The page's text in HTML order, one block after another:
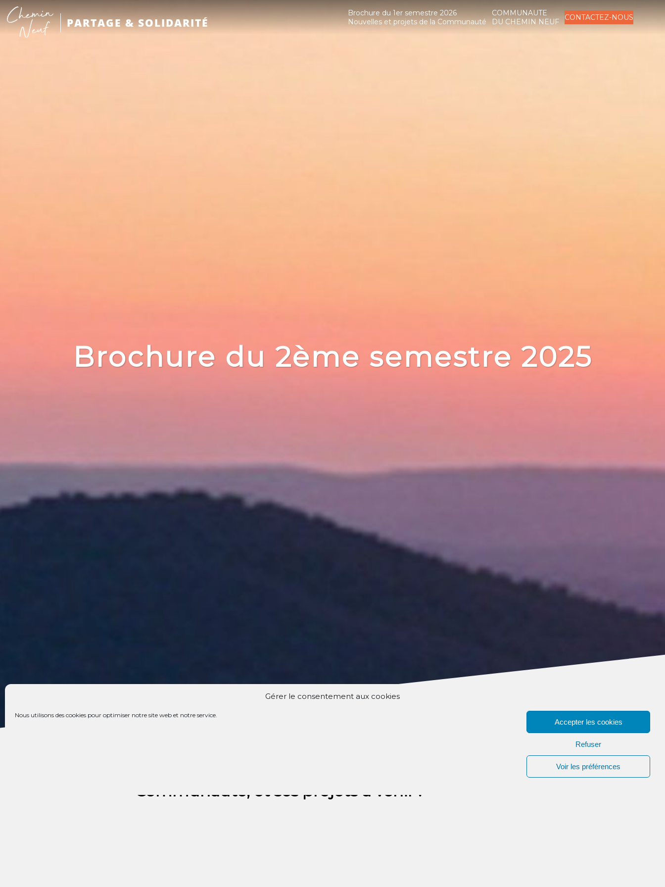
Gérer le consentement aux cookies
Nous utilisons des cookies pour optimiser notre site web et notre service.
Accepter les cookies
Refuser
Voir les préférences
PARTAGE & SOLIDARITÉ
Brochure du 1er semestre 2026
Nouvelles et projets de la Communauté
COMMUNAUTE
DU CHEMIN NEUF
CONTACTEZ-NOUS
Brochure du 2ème semestre 2025
Communauté, et ses projets à venir !